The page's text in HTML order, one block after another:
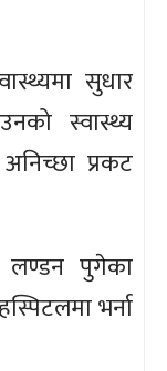
सुधार
स्वास्थ्य
प्रकट
लण्डन पुगेका
भर्ना